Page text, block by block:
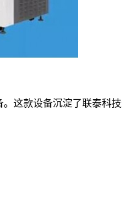
这款设备沉淀了联泰